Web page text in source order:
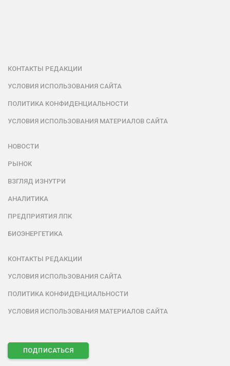
КОНТАКТЫ РЕДАКЦИИ
УСЛОВИЯ ИСПОЛЬЗОВАНИЯ САЙТА
ПОЛИТИКА КОНФИДЕНЦИАЛЬНОСТИ
УСЛОВИЯ ИСПОЛЬЗОВАНИЯ МАТЕРИАЛОВ САЙТА
НОВОСТИ
РЫНОК
ВЗГЛЯД ИЗНУТРИ
АНАЛИТИКА
ПРЕДПРИЯТИЯ ЛПК
БИОЭНЕРГЕТИКА
КОНТАКТЫ РЕДАКЦИИ
УСЛОВИЯ ИСПОЛЬЗОВАНИЯ САЙТА
ПОЛИТИКА КОНФИДЕНЦИАЛЬНОСТИ
УСЛОВИЯ ИСПОЛЬЗОВАНИЯ МАТЕРИАЛОВ САЙТА
ПОДПИСАТЬСЯ